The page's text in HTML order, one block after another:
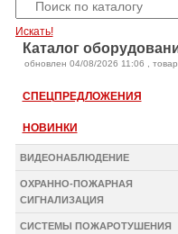
Искать!
Каталог
oбновлен 04/08/2026 11:06 ,
СПЕЦПРЕДЛОЖЕНИЯ
НОВИНКИ
ВИДЕОНАБЛЮДЕНИЕ
ОХРАННО-ПОЖАРНАЯ
СИГНАЛИЗАЦИЯ
СИСТЕМЫ ПОЖАРОТУШЕНИЯ